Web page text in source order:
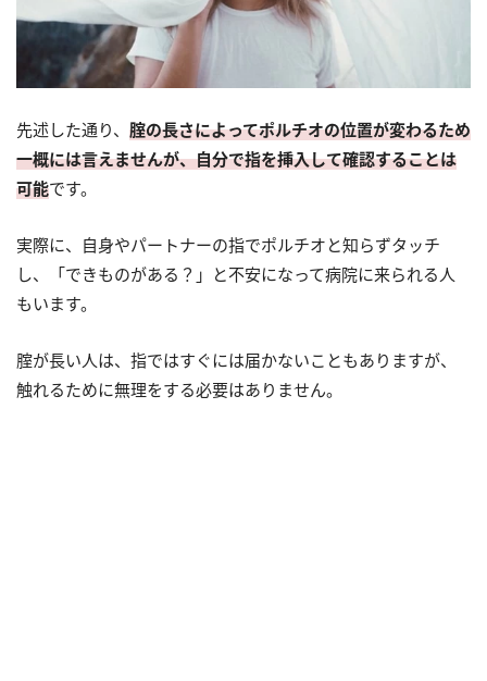
先述した通り、 腟の長さによってポルチオの位置が変わるため
一概には言えませんが、自分で指を挿入して確認することは
可能です。
実際に、自身やパートナーの指でポルチオと知らずタッチ
し、「できものがある？」と不安になって病院に来られる人
もいます。
腟が長い人は、指ではすぐには届かないこともありますが、
触れるために無理をする必要はありません。